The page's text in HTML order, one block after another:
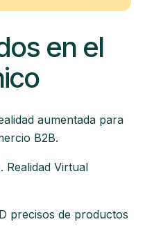
en el
aumentada para
B2B.
Realidad Virtual
precisos de productos